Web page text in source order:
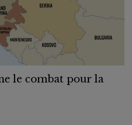
le combat pour la